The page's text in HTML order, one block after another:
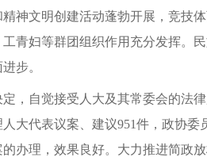
神文明创建活动蓬勃开展，竞技
青妇等群团组织作用充分发挥。
步。
，自觉接受人大及其常委会的法
大代表议案、建议951件，政协
办理，效果良好。大力推进简政